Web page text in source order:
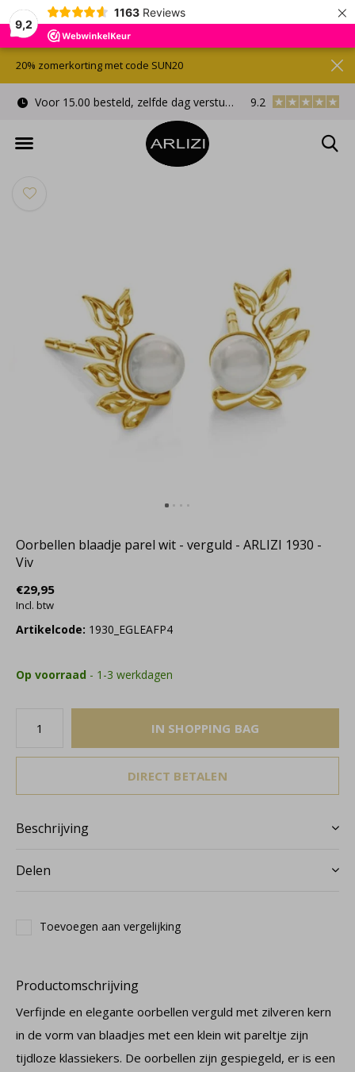
9,2
1163 Reviews ×
Voor 15.00 besteld, zelfde dag verstuurd Gratis
9.2
20% zomerkorting met code SUN20
Oorbellen blaadje parel wit - verguld - ARLIZI 1930 -
Viv
€29,95
Incl. btw
Artikelcode: 1930_EGLEAFP4
Op voorraad - 1-3 werkdagen
IN SHOPPING BAG
DIRECT BETALEN
Beschrijving
Delen
Toevoegen aan vergelijking
Productomschrijving
Verfijnde en elegante oorbellen verguld met zilveren kern
in de vorm van blaadjes met een klein wit pareltje zijn
tijdloze klassiekers. De oorbellen zijn gespiegeld, er is een